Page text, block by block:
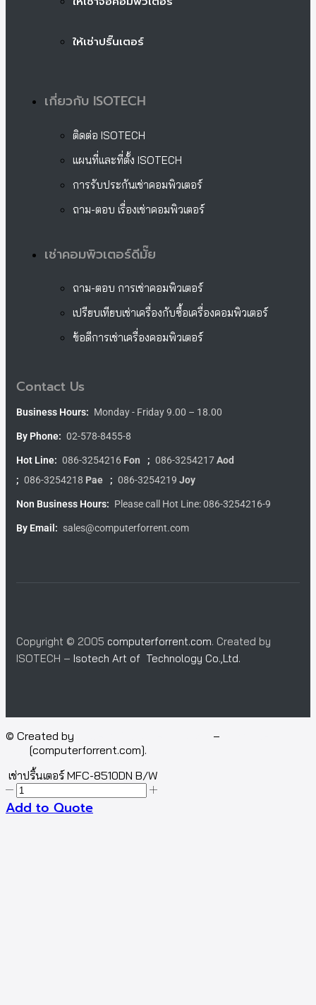
ให้เช่าปริ๊นเตอร์
เกี่ยวกับ ISOTECH
ติดต่อ ISOTECH
แผนที่และที่ตั้ง ISOTECH
การรับประกันเช่าคอมพิวเตอร์
ถาม-ตอบ เรื่องเช่าคอมพิวเตอร์
เช่าคอมพิวเตอร์ดีมั๊ย
ถาม-ตอบ การเช่าคอมพิวเตอร์
เปรียบเทียบเช่าเครื่องกับซื้อเครื่องคอมพิวเตอร์
ข้อดีการเช่าเครื่องคอมพิวเตอร์
Contact Us
Business Hours: Monday - Friday 9.00 – 18.00
By Phone: 02-578-8455-8
Hot Line: 086-3254216 Fon ; 086-3254217Aod
; 086-3254218 Pae ; 086-3254219 Joy
Non Business Hours: Please call Hot Line: 086-3254216-9
By Email: sales@computerforrent.com
Copyright © 2005 computerforrent.com. Created by
ISOTECH – Isotech Art of Technology Co.,Ltd.
© Created by –
[computerforrent.com].
เช่าปริ้นเตอร์ MFC-8510DN B/W
Add to Quote